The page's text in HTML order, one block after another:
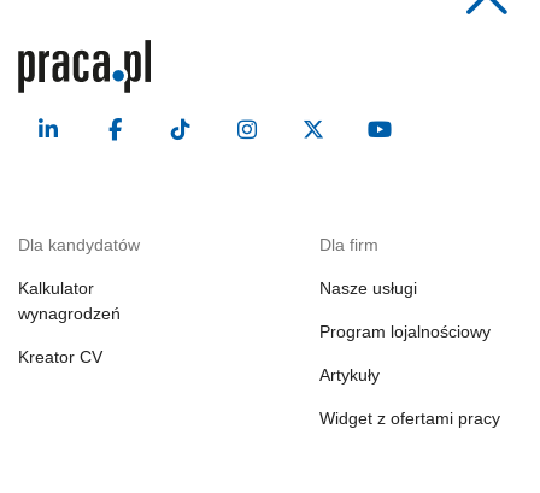
Dla kandydatów
Kalkulator
wynagrodzeń
Kreator CV
Dla firm
Nasze usługi
Program lojalnościowy
Artykuły
Widget z ofertami pracy